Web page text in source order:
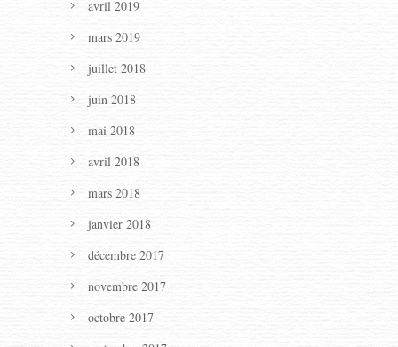
avril 2019
mars 2019
juillet 2018
juin 2018
mai 2018
avril 2018
mars 2018
janvier 2018
décembre 2017
novembre 2017
octobre 2017